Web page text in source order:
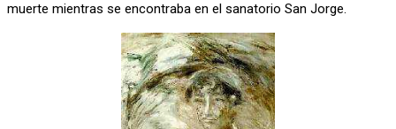
muerte mientras se encontraba en el sanatorio San Jorge.